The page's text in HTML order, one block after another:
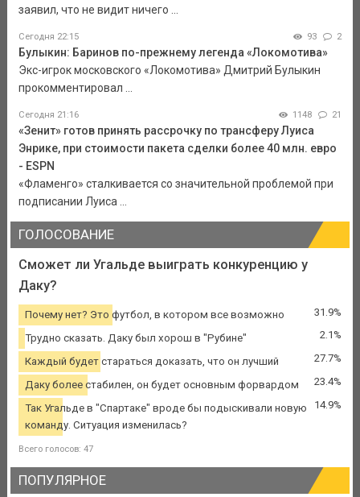
заявил, что не видит ничего ...
Сегодня 22:15 93 2
Булыкин: Баринов по-прежнему легенда «Локомотива»
Экс-игрок московского «Локомотива» Дмитрий Булыкин
прокомментировал ...
Сегодня 21:16 1148 21
«Зенит» готов принять рассрочку по трансферу Луиса
Энрике, при стоимости пакета сделки более 40 млн. евро
- ESPN
«Фламенго» сталкивается со значительной проблемой при
подписании Луиса ...
ГОЛОСОВАНИЕ
Сможет ли Угальде выиграть конкуренцию у
Даку?
Почему нет? Это футбол, в котором все возможно 31.9%
Трудно сказать. Даку был хорош в "Рубине" 2.1%
Каждый будет стараться доказать, что он лучший 27.7%
Даку более стабилен, он будет основным форвардом 23.4%
Так Угальде в "Спартаке" вроде бы подыскивали новую
команду. Ситуация изменилась?
14.9%
Всего голосов: 47
ПОПУЛЯРНОЕ